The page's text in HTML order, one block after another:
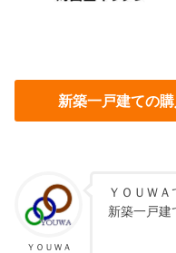
新築一戸建ての
ＹＯＵＷＡ
ＹＯＵＷ
新築一戸建